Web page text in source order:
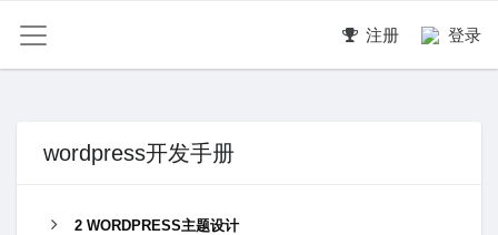
注册 登录
wordpress开发手册
2 WORDPRESS主题设计